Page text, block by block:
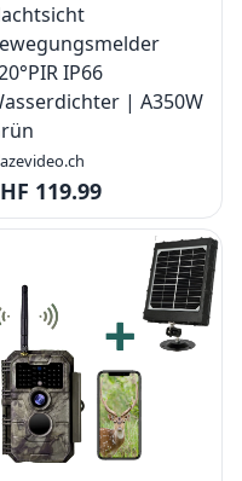
IP66
| A350W
119.99